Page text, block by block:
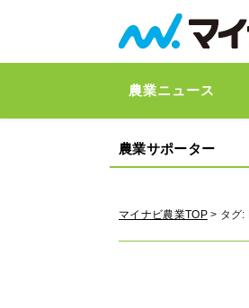
農業ニュース
農業サポーター
マイナビ農業TOP> タグ: